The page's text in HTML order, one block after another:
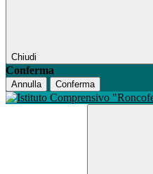
Chiudi
Conferma
Annulla Conferma